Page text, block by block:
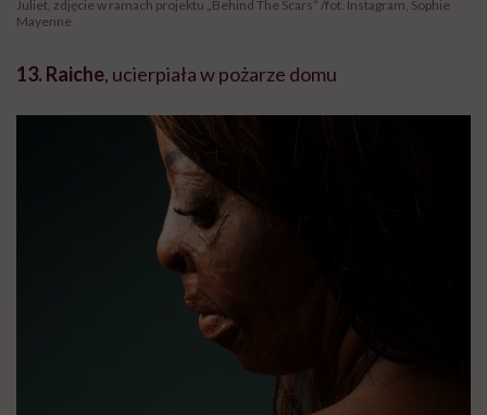
Juliet, zdjęcie w ramach projektu „Behind The Scars” /fot. Instagram, Sophie
Mayenne
13. Raiche, ucierpiała w pożarze domu